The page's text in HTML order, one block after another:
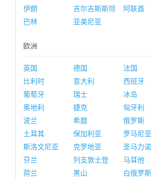
伊朗
吉尔吉斯斯坦
阿联酋
巴林
亚美尼亚
欧洲
英国 德国
法国
比利时
意大利
西班牙
葡萄牙
瑞士
冰岛
奥地利
捷克
匈牙利
波兰
希腊
俄罗斯
土耳其
保加利亚
罗马尼亚
斯洛文尼亚
克罗地亚
圣马力诺
芬兰
列支敦士登
马耳他
荷兰
黑山
白俄罗斯